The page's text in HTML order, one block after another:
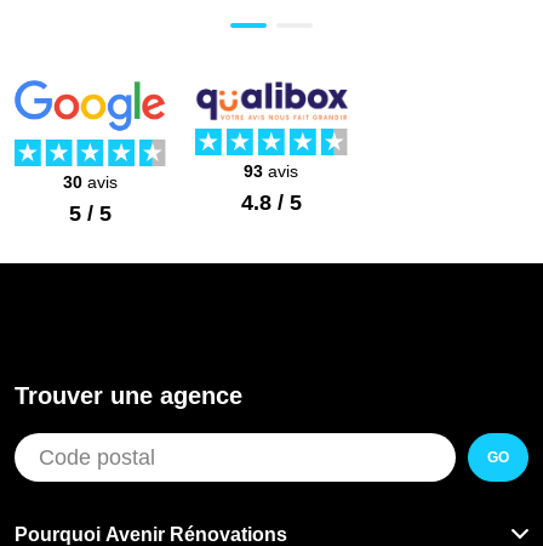
30 avis
5 / 5
93 avis
4.8 / 5
Trouver une agence
GO
Pourquoi Avenir Rénovations